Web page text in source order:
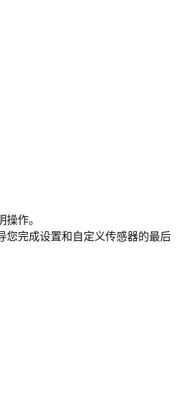
操作。
完成设置和自定义传感器的最后